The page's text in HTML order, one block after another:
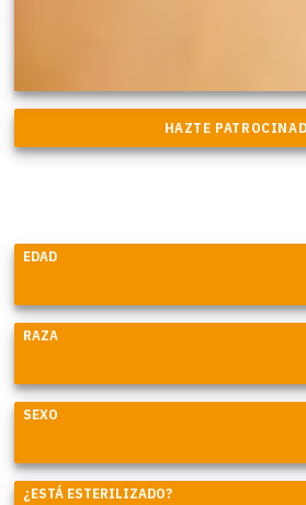
EDAD
RAZA
SEXO
¿ESTÁ ESTERILIZADO?